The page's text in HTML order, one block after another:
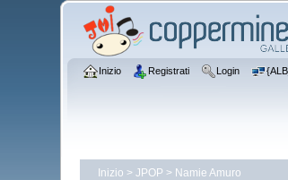
Inizio Registrati Login
Inizio > JPOP > Namie Amuro